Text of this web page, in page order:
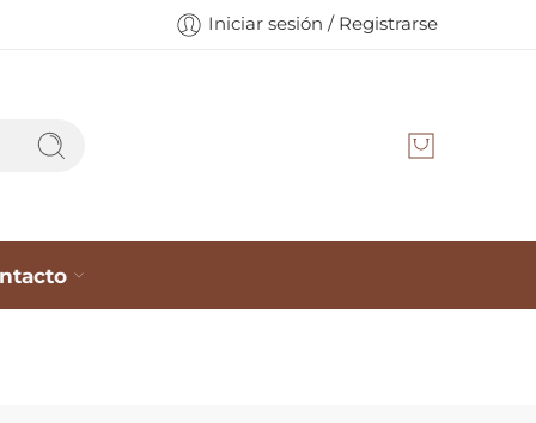
Iniciar sesión / Registrarse